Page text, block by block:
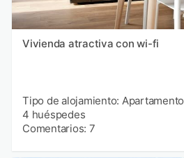
Vivienda atractiva con wi-fi
Tipo de alojamiento: Apartamento
4 huéspedes
Comentarios: 7